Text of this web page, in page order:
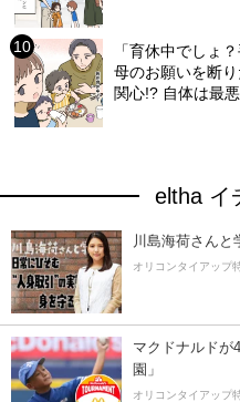
「育休中でしょ
母のお願いを断
関心!? 自体は最
eltha イ
川島海荷さんと
オリコンタイアップ
マクドナルドが
園」
オリコンタイアップ